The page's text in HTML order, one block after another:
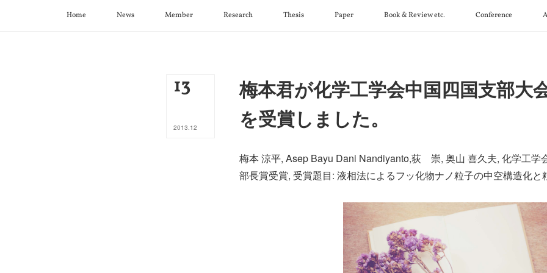
Home News Member Research Thesis Paper Book & Review etc. Conference
13
2013.12
梅本君が化学工学会中国四国支部大
を受賞しました。
梅本 涼平, Asep Bayu Dani Nandiyanto,荻 崇, 奥山 喜久夫, 化学工学
部長賞受賞, 受賞題目: 液相法によるフッ化物ナノ粒子の中空構造化と